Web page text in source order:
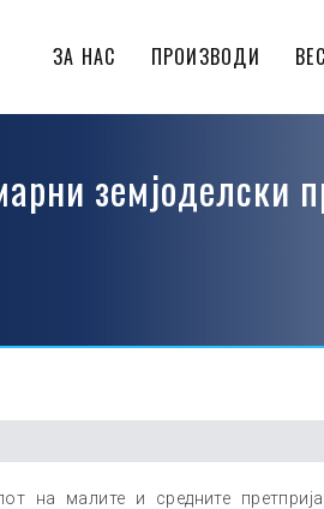
ЗА НАС ПРОИЗВОДИ
на малите и средните